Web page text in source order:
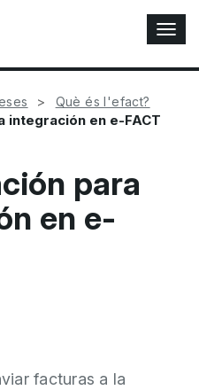
A
l
t
Què és l'efact?
integración en e-FACT
para
en e-
facturas a la